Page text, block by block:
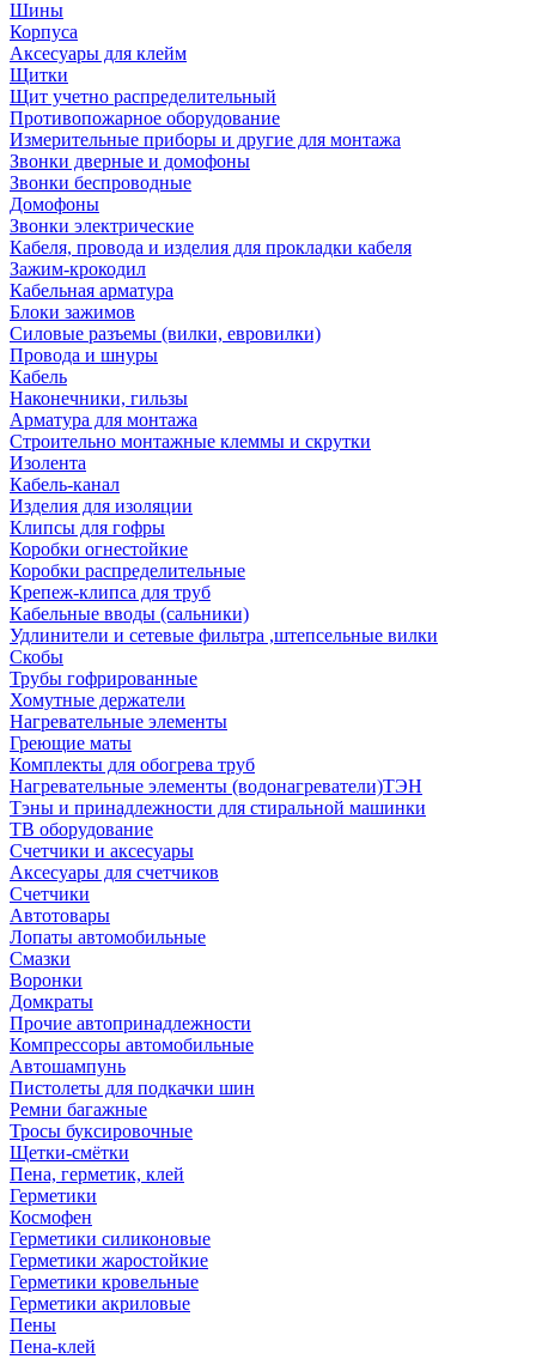
Шины
Корпуса
Аксесуары для клейм
Щитки
Щит учетно распределительный
Противопожарное оборудование
Измерительные приборы и другие для монтажа
Звонки дверные и домофоны
Звонки беспроводные
Домофоны
Звонки электрические
Кабеля, провода и изделия для прокладки кабеля
Зажим-крокодил
Кабельная арматура
Блоки зажимов
Силовые разъемы (вилки, евровилки)
Провода и шнуры
Кабель
Наконечники, гильзы
Арматура для монтажа
Строительно монтажные клеммы и скрутки
Изолента
Кабель-канал
Изделия для изоляции
Клипсы для гофры
Коробки огнестойкие
Коробки распределительные
Крепеж-клипса для труб
Кабельные вводы (сальники)
Удлинители и сетевые фильтра ,штепсельные вилки
Скобы
Трубы гофрированные
Хомутные держатели
Нагревательные элементы
Греющие маты
Комплекты для обогрева труб
Нагревательные элементы (водонагреватели)ТЭН
Тэны и принадлежности для стиральной машинки
ТВ оборудование
Счетчики и аксесуары
Аксесуары для счетчиков
Счетчики
Автотовары
Лопаты автомобильные
Смазки
Воронки
Домкраты
Прочие автопринадлежности
Компрессоры автомобильные
Автошампунь
Пистолеты для подкачки шин
Ремни багажные
Тросы буксировочные
Щетки-смётки
Пена, герметик, клей
Герметики
Космофен
Герметики силиконовые
Герметики жаростойкие
Герметики кровельные
Герметики акриловые
Пены
Пена-клей